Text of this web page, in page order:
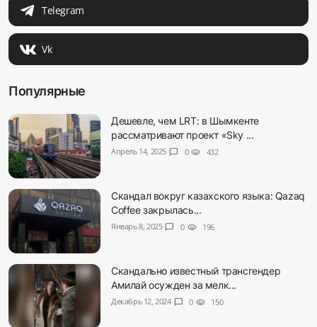
Telegram
Vk
Популярные
Дешевле, чем LRT: в Шымкенте
рассматривают проект «Sky ...
Апрель 14, 2025 chat_bubble 0 visibility 432
Скандал вокруг казахского языка: Qazaq
Coffee закрылась...
Январь 8, 2025 chat_bubble 0 visibility 196
Скандально известный трансгендер
Амилай осужден за мелк...
Декабрь 12, 2024 chat_bubble 0 visibility 150